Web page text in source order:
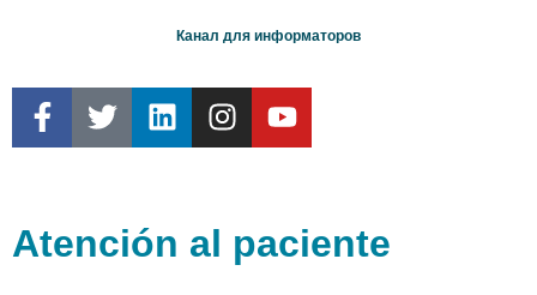
Канал для информаторов
Atención al paciente